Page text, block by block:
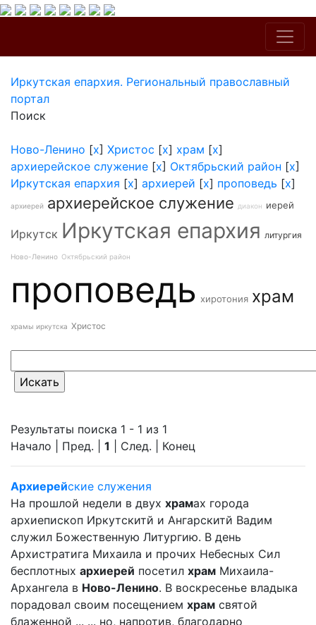
Иркутская епархия. Региональный православный
портал
Поиск
Ново-Ленино [x] Христос [x] храм [x]
архиерейское служение [x] Октябрьский район [x]
Иркутская епархия [x] архиерей [x] проповедь [x]
архиерей архиерейское служение диакон иерей
Иркутск Иркутская епархия литургия
Ново-Ленино Октябрьский район
проповедь хиротония храм
храмы иркутска Христос
Результаты поиска 1 - 1 из 1
Начало | Пред. | 1 | След. | Конец
Архиерейские служения
На прошлой недели в двух храмах города
архиепископ Иркутскитй и Ангарскитй Вадим
служил Божественную Литургию. В день
Архистратига Михаила и прочих Небесных Сил
бесплотных архиерей посетил храм Михаила-
Архангела в Ново-Ленино. В воскресенье владыка
порадовал своим посещением храм святой
блаженной ... ... но, напротив, благодарно